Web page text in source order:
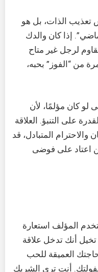
تعذيب الذات، بل هو
إذا كان والدك
لرجل غير متاح
من “الفوز” بحبه،
لو كان مؤلمًا، لأن
على التنبؤ. العلاقة
المتبادل، قد
اعتاد على فوضى
المؤلف استعارة
تخيل أنك تدخل علاقة
العميقة للحب
أنت ترى الشريك